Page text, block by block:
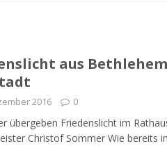
Mitteilung der Landrätin
aus
2016 0
übergeben Friedenslicht im
Christof Sommer Wie bereits